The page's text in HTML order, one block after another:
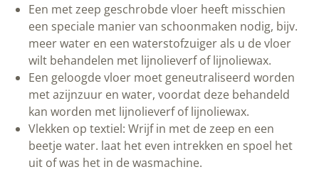
Een met zeep geschrobde vloer heeft misschien
een speciale manier van schoonmaken nodig, bijv.
meer water en een waterstofzuiger als u de vloer
wilt behandelen met lijnolieverf of lijnoliewax.
Een geloogde vloer moet geneutraliseerd worden
met azijnzuur en water, voordat deze behandeld
kan worden met lijnolieverf of lijnoliewax.
Vlekken op textiel: Wrijf in met de zeep en een
beetje water. laat het even intrekken en spoel het
uit of was het in de wasmachine.